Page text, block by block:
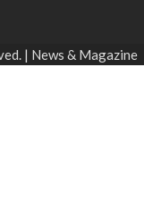
| News & Magazine